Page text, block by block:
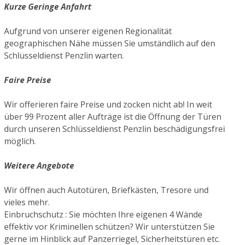
Kurze Geringe Anfahrt
Aufgrund von unserer eigenen Regionalität
geographischen Nähe müssen Sie umständlich auf den
Schlüsseldienst Penzlin warten.
Faire Preise
Wir offerieren faire Preise und zocken nicht ab! In weit
über 99 Prozent aller Aufträge ist die Öffnung der Türen
durch unseren Schlüsseldienst Penzlin beschädigungsfrei
möglich.
Weitere Angebote
Wir öffnen auch Autotüren, Briefkästen, Tresore und
vieles mehr.
Einbruchschutz : Sie möchten Ihre eigenen 4 Wände
effektiv vor Kriminellen schützen? Wir unterstützen Sie
gerne im Hinblick auf Panzerriegel, Sicherheitstüren etc.